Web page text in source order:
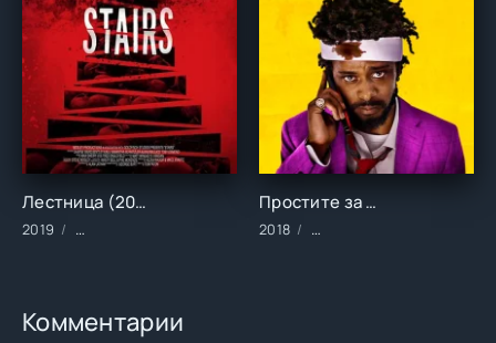
Лестница (2019)
2019 Фильмы/2019 год/Зарубежные/Боевик/Ужасы/Фантастика
Простите за беспокойство (2018)
2018 Фильмы/2018 год/
Комментарии